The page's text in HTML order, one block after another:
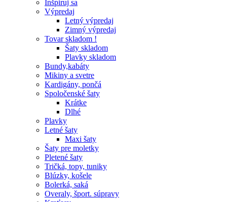
Inšpiruj sa
Výpredaj
Letný výpredaj
Zimný výpredaj
Tovar skladom !
Šaty skladom
Plavky skladom
Bundy,kabáty
Mikiny a svetre
Kardigány, pončá
Spoločenské šaty
Krátke
Dlhé
Plavky
Letné šaty
Maxi šaty
Šaty pre moletky
Pletené šaty
Tričká, topy, tuniky
Blúzky, košele
Bolerká, saká
Overaly, šport. súpravy